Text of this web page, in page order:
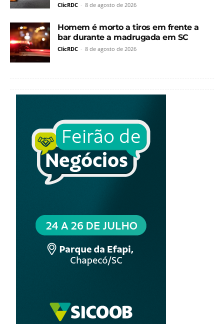
ClicRDC - 8 de agosto de 2026
Homem é morto a tiros em frente a
bar durante a madrugada em SC
ClicRDC - 8 de agosto de 2026